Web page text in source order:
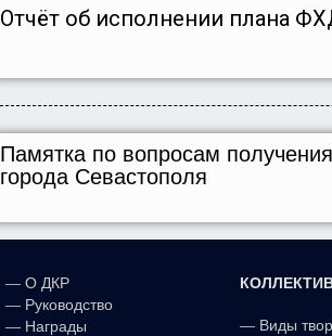
Отчёт об исполнении плана
Памятка по вопросам
города Севастополя
— О ДКР
— Руководство
— Награды
— Виды